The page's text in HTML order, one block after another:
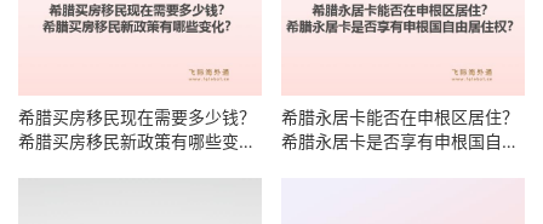
希腊买房移民现在需要多少钱？
希腊买房移民新政策有哪些变
希腊永居卡能否在申根区居住？
希腊永居卡是否享有申根国自由